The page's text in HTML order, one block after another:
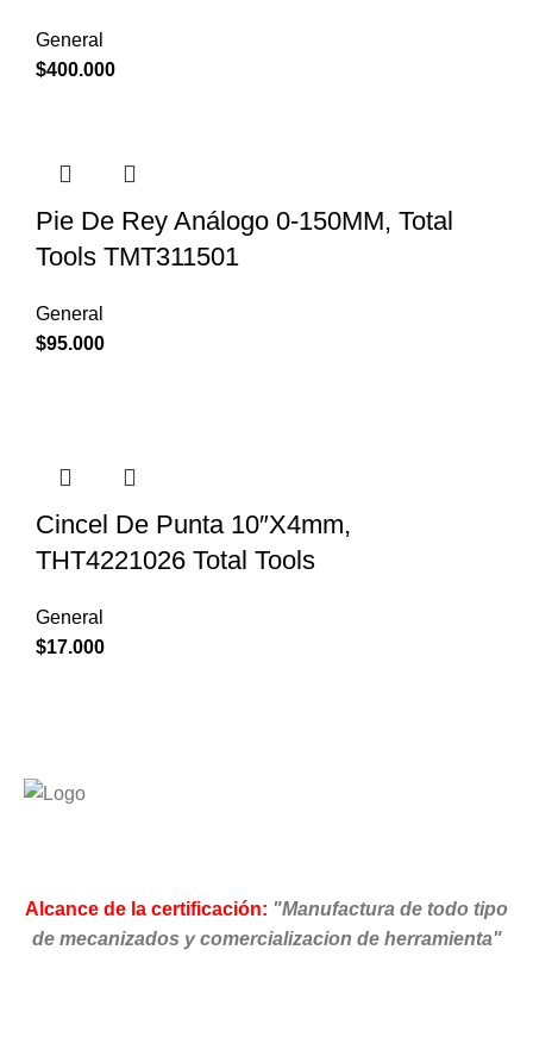
General
$400.000
Pie De Rey Análogo 0-150MM, Total
Tools TMT311501
General
$95.000
Cincel De Punta 10″X4mm,
THT4221026 Total Tools
General
$17.000
Alcance de la certificación: "Manufactura de todo tipo
de mecanizados y comercializacion de herramienta"